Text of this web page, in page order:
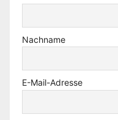
Nachname
E-Mail-Adresse